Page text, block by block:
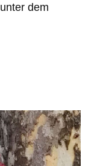
unter dem